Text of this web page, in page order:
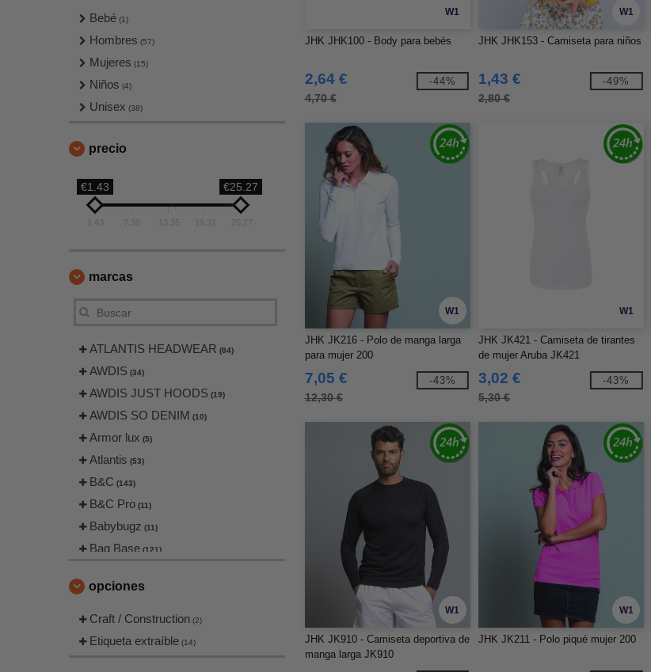
Bebé (1)
Hombres (57)
Mujeres (15)
Niños (4)
Unisex (38)
precio
€1.43 €25.27
1.43 7.39 13.35 19.31 25.27
marcas
ATLANTIS HEADWEAR (84)
AWDIS (34)
AWDIS JUST HOODS (19)
AWDIS SO DENIM (10)
Armor lux (5)
Atlantis (53)
B&C (143)
B&C Pro (11)
Babybugz (11)
Bag Base (121)
Bella+Canvas
Black&Match (18)
Build Your Brand (106)
opciones
Craft / Construction (2)
Etiqueta extraíble (14)
W1
JHK JHK100 - Body para bebés
2,64 €
4,70 €
-44%
W1
JHK JHK153 - Camiseta para niños
1,43 €
2,80 €
-49%
W1
JHK JK216 - Polo de manga larga
para mujer 200
7,05 €
12,30 €
-43%
W1
JHK JK421 - Camiseta de tirantes
de mujer Aruba JK421
3,02 €
5,30 €
-43%
W1
JHK JK910 - Camiseta deportiva de
manga larga JK910
W1
JHK JK211 - Polo piqué mujer 200